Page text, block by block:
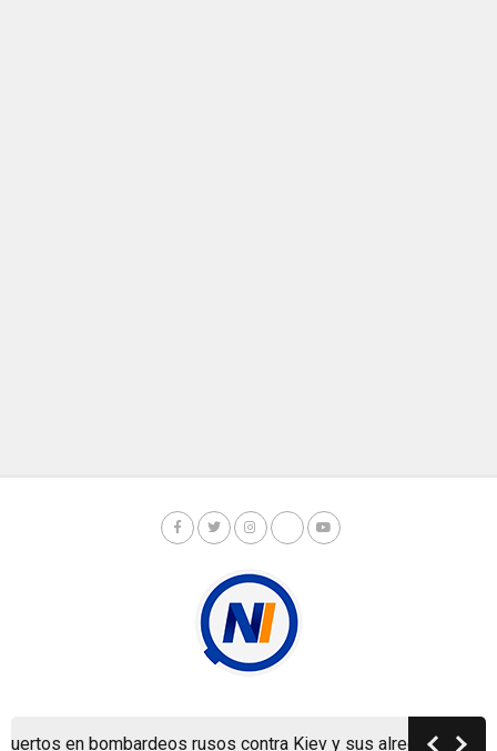
bombardeos rusos contra Kiev y sus alrededores
Copyright © Nicaragua Investiga 2024